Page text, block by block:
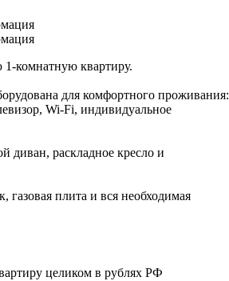
комнатную квартиру.
для комфортного проживания:
Wi-Fi, индивидуальное
диван, раскладное кресло и
газовая плита и вся необходимая
целиком в рублях РФ